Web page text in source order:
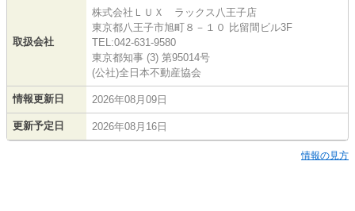
取扱会社
株式会社ＬＵＸ ラックス八王子店
東京都八王子市旭町８－１０ 比留間ビル3F
TEL:042-631-9580
東京都知事 (3) 第95014号
(公社)全日本不動産協会
情報更新日 2026年08月09日
更新予定日 2026年08月16日
情報の見方